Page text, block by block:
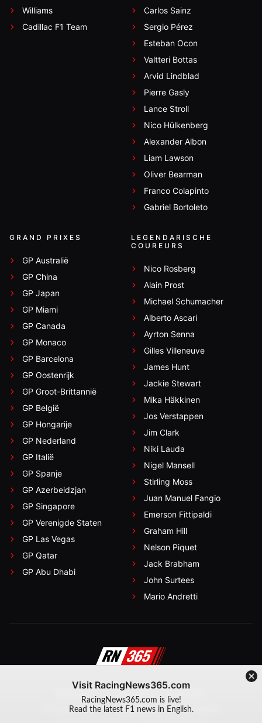
Williams
Cadillac F1 Team
Carlos Sainz
Sergio Pérez
Esteban Ocon
Valtteri Bottas
Arvid Lindblad
Pierre Gasly
Lance Stroll
Nico Hülkenberg
Alexander Albon
Liam Lawson
Oliver Bearman
Franco Colapinto
Gabriel Bortoleto
GRAND PRIXES
GP Australië
GP China
GP Japan
GP Miami
GP Canada
GP Monaco
GP Barcelona
GP Oostenrijk
GP Groot-Brittannië
GP België
GP Hongarije
GP Nederland
GP Italië
GP Spanje
GP Azerbeidzjan
GP Singapore
GP Verenigde Staten
GP Las Vegas
GP Qatar
GP Abu Dhabi
LEGENDARISCHE
COUREURS
Nico Rosberg
Alain Prost
Michael Schumacher
Alberto Ascari
Ayrton Senna
Gilles Villeneuve
James Hunt
Jackie Stewart
Mika Häkkinen
Jos Verstappen
Jim Clark
Niki Lauda
Nigel Mansell
Stirling Moss
Juan Manuel Fangio
Emerson Fittipaldi
Graham Hill
Nelson Piquet
Jack Brabham
John Surtees
Mario Andretti
Algemene voorwaarden
Privacy Policy
Created by On Your Marks
Visit RacingNews365.com
RacingNews365.com is live!
Read the latest F1 news in English.